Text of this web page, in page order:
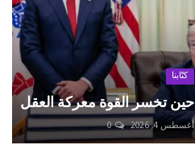
كتّابنا
حين تخسر القوة معركة العقل
أغسطس 4, 2026 0